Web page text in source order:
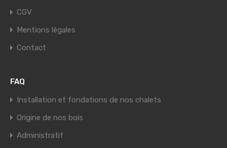
CGV
Mentions légales
Contact
FAQ
Installation et fondations de nos chalets
Origine de nos bois
Administratif